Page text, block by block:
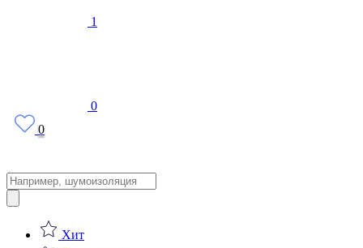
1
0
0
Поиск
товаров
Хит